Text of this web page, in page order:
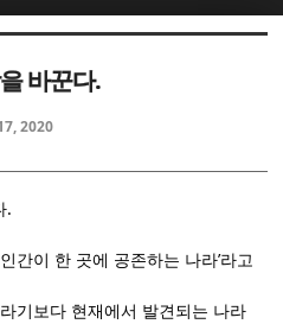
바꾼다.
2020
.
간이 한 곳에 공존하는 나라’라고
기보다 현재에서 발견되는 나라
치북5
케치북5
치북5
케치북5